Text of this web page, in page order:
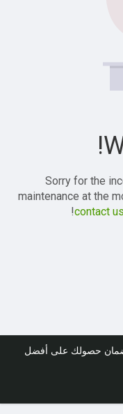
حصولك على أفضل
Sorry for the
maintenance at the
contact us